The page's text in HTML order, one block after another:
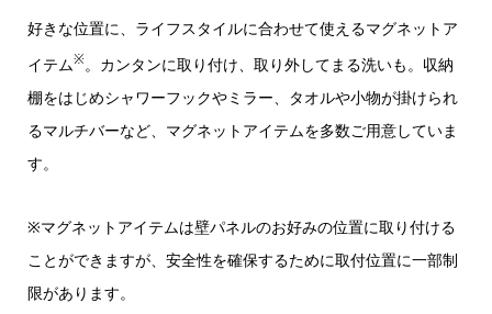
好きな位置に、ライフスタイルに合わせて使えるマグネットア
イテム※。カンタンに取り付け、取り外してまる洗いも。収納
棚をはじめシャワーフックやミラー、タオルや小物が掛けられ
るマルチバーなど、マグネットアイテムを多数ご用意していま
す。
※マグネットアイテムは壁パネルのお好みの位置に取り付ける
ことができますが、安全性を確保するために取付位置に一部制
限があります。